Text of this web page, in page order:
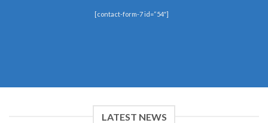
[contact-form-7 id=“54″]
LATEST NEWS